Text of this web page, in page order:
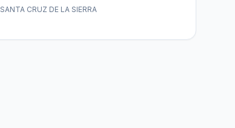
SANTA CRUZ DE LA SIERRA